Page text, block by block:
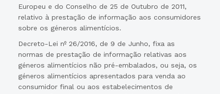
Europeu e do Conselho de 25 de Outubro de 2011,
relativo à prestação de informação aos consumidores
sobre os géneros alimentícios.
Decreto-Lei nº 26/2016, de 9 de Junho, fixa as
normas de prestação de informação relativas aos
géneros alimentícios não pré-embalados, ou seja, os
géneros alimentícios apresentados para venda ao
consumidor final ou aos estabelecimentos de